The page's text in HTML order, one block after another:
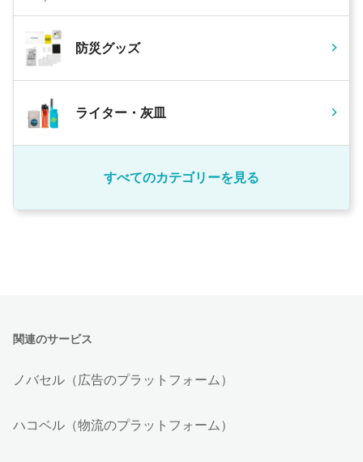
防災グッズ
ライター・灰皿
すべてのカテゴリーを見る
関連のサービス
ノバセル（広告のプラットフォーム）
ハコベル（物流のプラットフォーム）